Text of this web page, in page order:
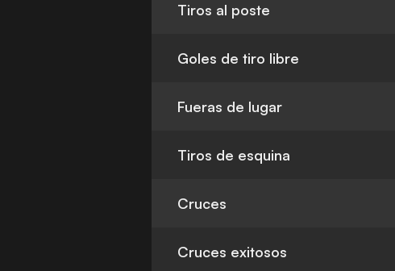
Tiros al poste
Goles de tiro libre
Fueras de lugar
Tiros de esquina
Cruces
Cruces exitosos